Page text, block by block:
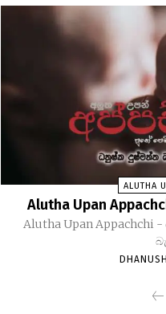
ALUTHA
Alutha Upan
Alutha Upan